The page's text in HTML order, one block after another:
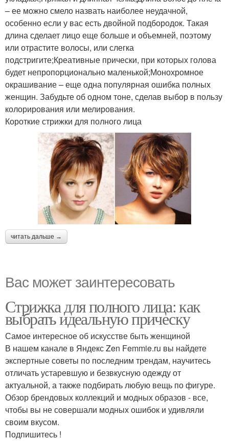
– ее можно смело назвать наиболее неудачной,
особенно если у вас есть двойной подбородок. Такая
длина сделает лицо еще больше и объемней, поэтому
или отрастите волосы, или слегка
подстригите;Креативные прически, при которых голова
будет непропорционально маленькой;Монохромное
окрашивание – еще одна популярная ошибка полных
женщин. Забудьте об одном тоне, сделав выбор в пользу
колорирования или мелирования.
Короткие стрижки для полного лица
читать дальше →
Вас может заинтересовать
Стрижка для полного лица: как
выбрать идеальную прическу
Самое интересное об искусстве быть женщиной
В нашем канале в Яндекс Zen Femmie.ru вы найдете
экспертные советы по последним трендам, научитесь
отличать устаревшую и безвкусную одежду от
актуальной, а также подбирать любую вещь по фигуре.
Обзор брендовых коллекций и модных образов - все,
чтобы вы не совершали модных ошибок и удивляли
своим вкусом.
Подпишитесь !